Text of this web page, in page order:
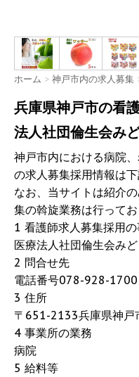
ホーム > 神戸市内の求人募集
兵庫県神戸市の看
法人社団倫生会み
神戸市内における病院
の求人募集採用情報は
なお、当サイトは紹介
集の斡旋業務は行ってお
1 看護師求人募集採用の
医療法人社団倫生会み
2 問合せ先
電話番号078-928-1700
3 住所
〒651-2133兵庫県神戸
4 事業所の業務
病院
5 給料等